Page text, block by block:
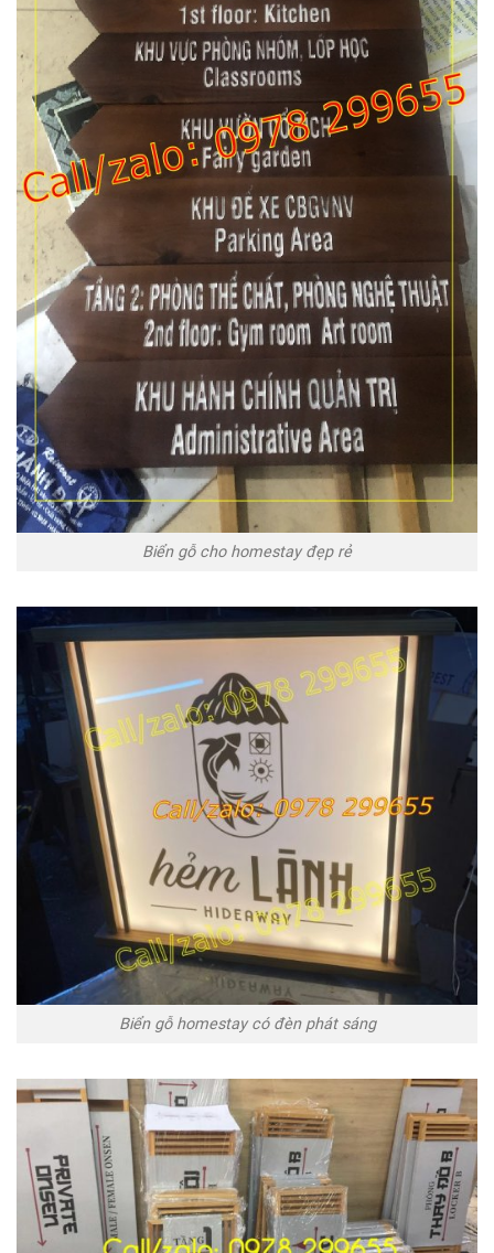
Biển gỗ cho homestay đẹp rẻ
Biển gỗ homestay có đèn phát sáng